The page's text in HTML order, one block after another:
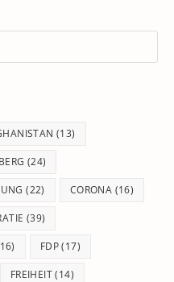
(13)
(24)
(22) CORONA (16)
(39)
FDP(17)
FREIHEIT(14)